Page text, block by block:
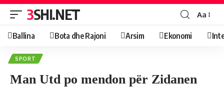
3SHI.NET Aa
Ballina Bota dhe Rajoni Arsim Ekonomi
SPORT
Man Utd po mendon për Zidanen